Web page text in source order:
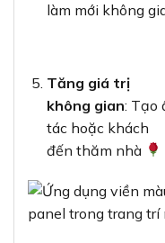
làm mới không
Tăng giá trị
không gian: Tạo
tác hoặc khách
đến thăm nhà